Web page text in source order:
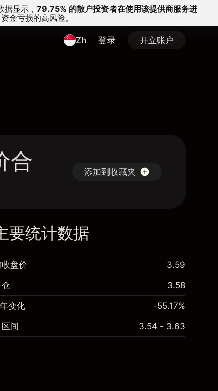
据显示， 79.75% 的散户投资者在使用该提供商服务进
金亏损的高风险。
Zh 登录 开立账户
合 添加到收藏夹
要统计数据
盘价 3.59
3.58
变化 -55.17%
区间 3.54 - 3.63